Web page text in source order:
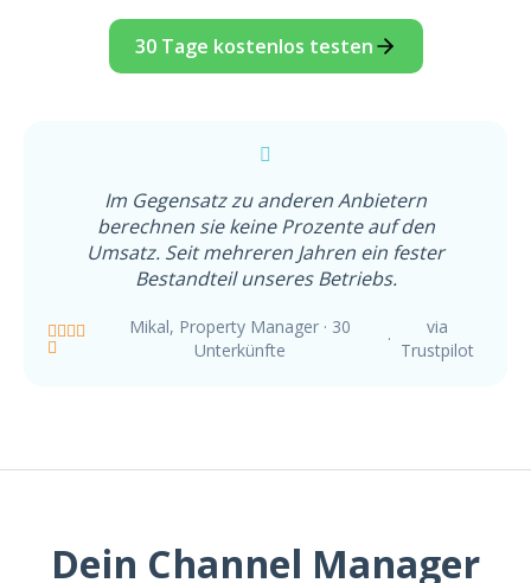
30 Tage kostenlos testen
Im Gegensatz zu anderen Anbietern
berechnen sie keine Prozente auf den
Umsatz. Seit mehreren Jahren ein fester
Bestandteil unseres Betriebs.
Mikal, Property Manager· 30
Unterkünfte
·
via
Trustpilot
Dein Channel Manager